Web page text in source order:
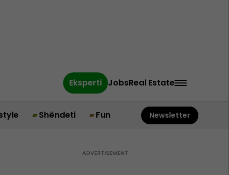
Eksperti JobsReal Estate
Shëndeti Fun Newsletter